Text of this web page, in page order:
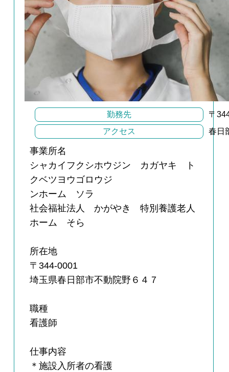
勤務先
〒
アクセス
春日
事業所名
シャカイフクシホウジン カガヤキ ト
クベツヨウゴロウジ
ンホーム ソラ
社会福祉法人 かがやき 特別養護老人
ホーム そら
所在地
〒344-0001
埼玉県春日部市不動院野６４７
職種
看護師
仕事内容
＊施設入所者の看護